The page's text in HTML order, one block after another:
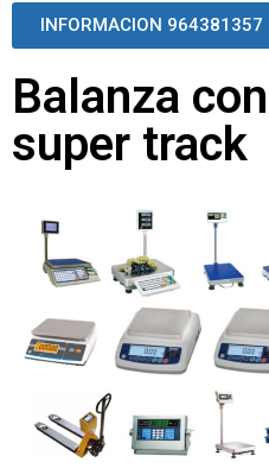
INFORMACION 964381357
Balanza
super track